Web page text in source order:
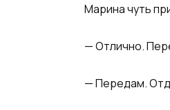
Марина чуть
— Отлично.
— Передам.